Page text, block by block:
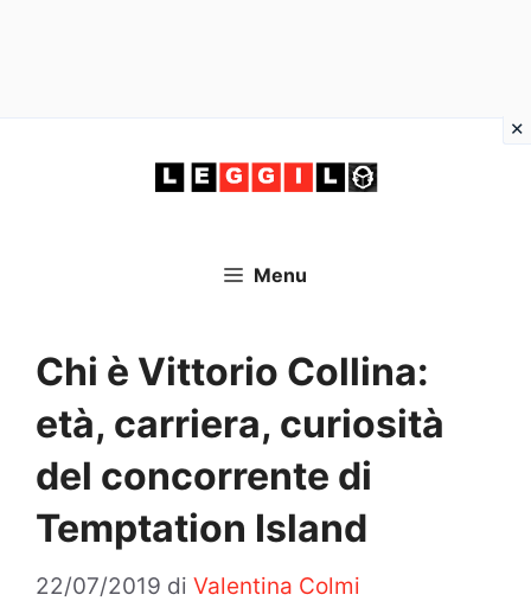
Menu
Chi è Vittorio Collina:
età, carriera, curiosità
del concorrente di
Temptation Island
22/07/2019 di Valentina Colmi